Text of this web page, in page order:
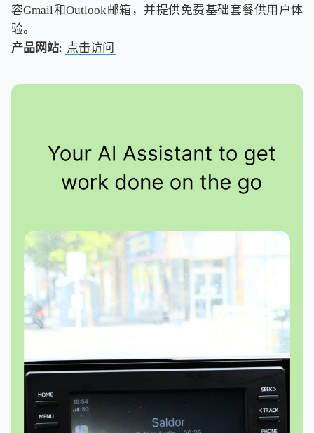
容Gmail和Outlook邮箱，并提供免费基础套餐供用户体
验。
产品网站: 点击访问